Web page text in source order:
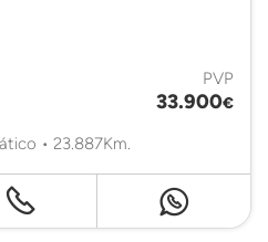
PVP
33.900€
• 23.887Km.